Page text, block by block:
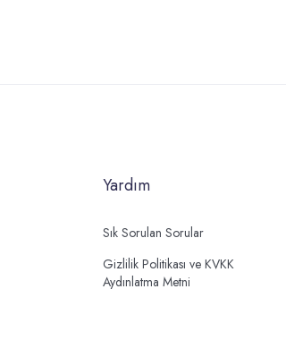
Yardım
Sık Sorulan Sorular
Gizlilik Politikası ve KVKK
Aydınlatma Metni